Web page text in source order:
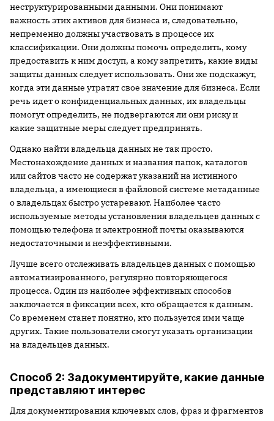
неструктурированными данными. Они понимают
важность этих активов для бизнеса и, следовательно,
непременно должны участвовать в процессе их
классификации. Они должны помочь определить, кому
предоставить к ним доступ, а кому запретить, какие виды
защиты данных следует использовать. Они же подскажут,
когда эти данные утратят свое значение для бизнеса. Если
речь идет о конфиденциальных данных, их владельцы
помогут определить, не подвергаются ли они риску и
какие защитные меры следует предпринять.
Однако найти владельца данных не так просто.
Местонахождение данных и названия папок, каталогов
или сайтов часто не содержат указаний на истинного
владельца, а имеющиеся в файловой системе метаданные
о владельцах быстро устаревают. Наиболее часто
используемые методы установления владельцев данных с
помощью телефона и электронной почты оказываются
недостаточными и неэффективными.
Лучше всего отслеживать владельцев данных с помощью
автоматизированного, регулярно повторяющегося
процесса. Один из наиболее эффективных способов
заключается в фиксации всех, кто обращается к данным.
Со временем станет понятно, кто пользуется ими чаще
других. Такие пользователи смогут указать организации
на владельцев данных.
Способ 2: Задокументируйте, какие данные
представляют интерес
Для документирования ключевых слов, фраз и фрагментов